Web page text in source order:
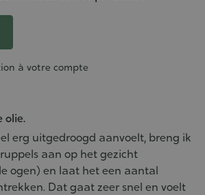
à votre compte
olie.
erg uitgedroogd aanvoelt, breng ik
aan op het gezicht
ogen) en laat het een aantal
Dat gaat zeer snel en voelt